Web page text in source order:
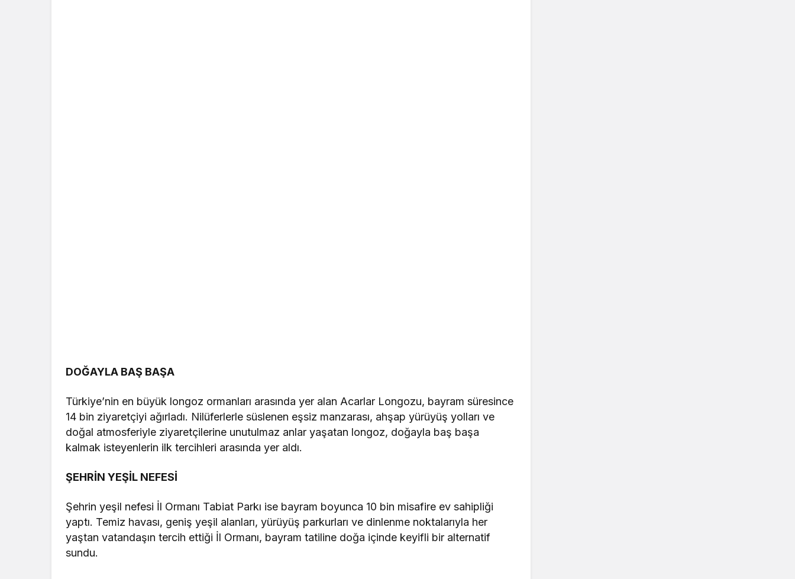
DOĞAYLA BAŞ BAŞA
Türkiye’nin en büyük longoz ormanları arasında yer alan Acarlar Longozu, bayram süresince
14 bin ziyaretçiyi ağırladı. Nilüferlerle süslenen eşsiz manzarası, ahşap yürüyüş yolları ve
doğal atmosferiyle ziyaretçilerine unutulmaz anlar yaşatan longoz, doğayla baş başa
kalmak isteyenlerin ilk tercihleri arasında yer aldı.
ŞEHRİN YEŞİL NEFESİ
Şehrin yeşil nefesi İl Ormanı Tabiat Parkı ise bayram boyunca 10 bin misafire ev sahipliği
yaptı. Temiz havası, geniş yeşil alanları, yürüyüş parkurları ve dinlenme noktalarıyla her
yaştan vatandaşın tercih ettiği İl Ormanı, bayram tatiline doğa içinde keyifli bir alternatif
sundu.